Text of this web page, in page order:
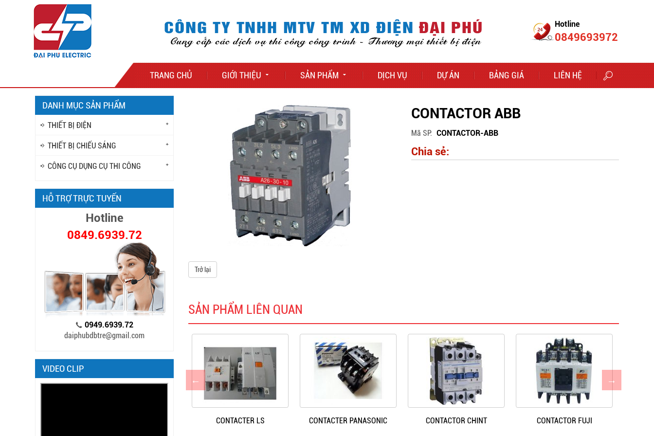
Hotline
0849693972
TRANG CHỦ GIỚI THIỆU SẢN PHẨM DỊCH VỤ DỰ ÁN BẢNG GIÁ LIÊN HỆ
CONTACTOR ABB
Mã SP CONTACTOR-ABB
Chia sẻ:
Trở lại
SẢN PHẨM LIÊN QUAN
CONTACTER LS CONTACTER PANASONIC CONTACTOR CHINT CONTACTOR FUJI
DANH MỤC SẢN PHẨM
THIẾT BỊ ĐIỆN
THIẾT BỊ CHIẾU SÁNG
CÔNG CỤ DỤNG CỤ THI CÔNG
HỖ TRỢ TRỰC TUYẾN
Hotline
0849.6939.72
0949.6939.72
daiphubdbtre@gmail.com
VIDEO CLIP